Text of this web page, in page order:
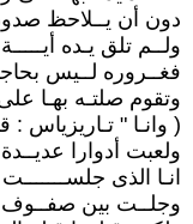
دون أن يــلاحظ
ولــم تلق يـده
فغــروره لــيس
وتقوم صلتـه بهـا على
( وانـا " تـاريزياس :
ولعبت أدوارا
انـا الذى
وجلــت بين صفــوف